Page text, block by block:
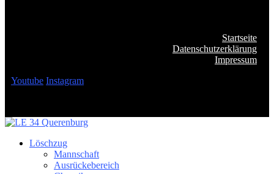
Startseite
Datenschutzerklärung
Impressum
Youtube Instagram
Löschzug
Mannschaft
Ausrückebereich